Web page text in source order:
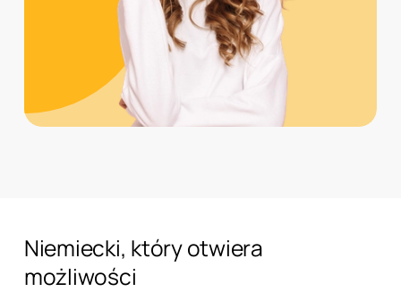
Niemiecki, który otwiera
możliwości